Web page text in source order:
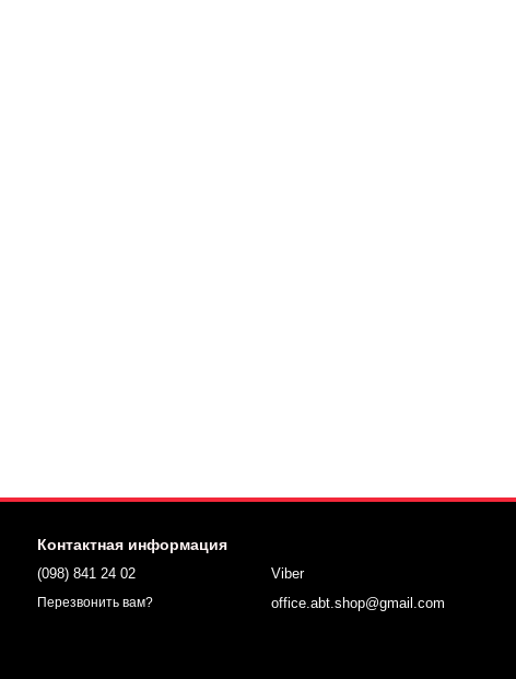
Контактная информация
(098) 841 24 02
Перезвонить вам?
Viber
office.abt.shop@gmail.com